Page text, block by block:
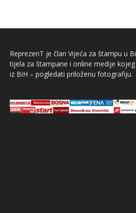
ReprezenT je član Vijeća za štampu u
tijela za štampane i online medije
iz BiH – pogledati priloženu fotografiju.